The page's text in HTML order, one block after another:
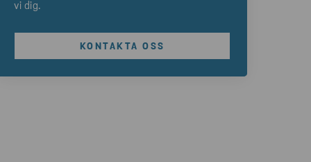
vi dig.
KONTAKTA OSS